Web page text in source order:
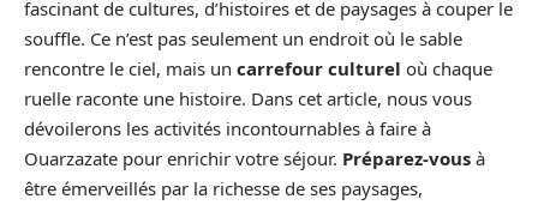
fascinant de cultures, d’histoires et de paysages à couper le
souffle. Ce n’est pas seulement un endroit où le sable
rencontre le ciel, mais un carrefour culturel où chaque
ruelle raconte une histoire. Dans cet article, nous vous
dévoilerons les activités incontournables à faire à
Ouarzazate pour enrichir votre séjour. Préparez-vous à
être émerveillés par la richesse de ses paysages,